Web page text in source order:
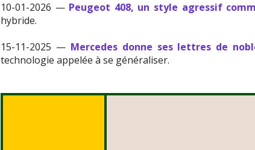
10-01-2026 — Peugeot 408, un style agressif
hybride.
15-11-2025 — Mercedes donne ses lettres de
technologie appelée à se généraliser.